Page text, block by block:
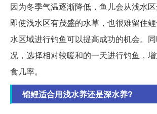
因为冬季气温逐渐降低，鱼儿会从浅水区
即使浅水区有茂盛的水草，也很难留住
水区域进行钓鱼可以提高成功的机会。
况，选择相对较暖和的一天进行钓鱼，
食几率。
锦鲤适合用浅水养还是深水养?